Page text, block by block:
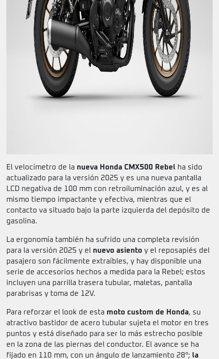
El velocímetro de la nueva Honda CMX500 Rebel ha sido
actualizado para la versión 2025 y es una nueva pantalla
LCD negativa de 100 mm con retroiluminación azul, y es al
mismo tiempo impactante y efectiva, mientras que el
contacto va situado bajo la parte izquierda del depósito de
gasolina.
La ergonomía también ha sufrido una completa revisión
para la versión 2025 y el nuevo asiento y el reposapiés del
pasajero son fácilmente extraíbles, y hay disponible una
serie de accesorios hechos a medida para la Rebel; estos
incluyen una parrilla trasera tubular, maletas, pantalla
parabrisas y toma de 12V.
Para reforzar el look de esta moto custom de Honda, su
atractivo bastidor de acero tubular sujeta el motor en tres
puntos y está diseñado para ser lo más estrecho posible
en la zona de las piernas del conductor. El avance se ha
fijado en 110 mm, con un ángulo de lanzamiento 28°; la